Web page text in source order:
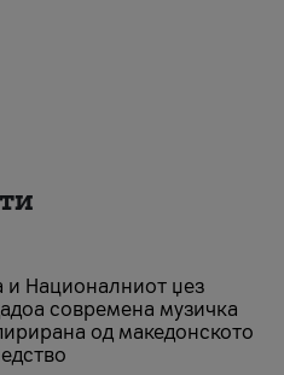
и Националниот џез
современа музичка
од македонското